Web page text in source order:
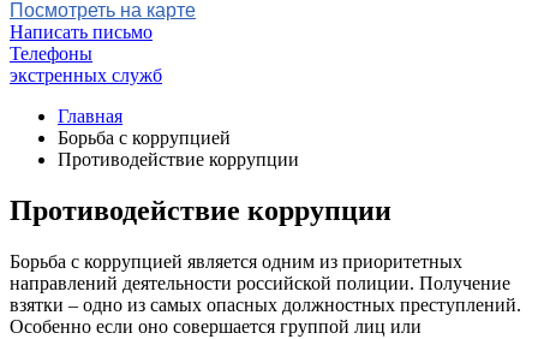
Посмотреть на карте
Написать письмо
Телефоны
экстренных служб
Главная
Борьба с коррупцией
Противодействие коррупции
Противодействие коррупции
Борьба с коррупцией является одним из приоритетных
направлений деятельности российской полиции. Получение
взятки – одно из самых опасных должностных преступлений.
Особенно если оно совершается группой лиц или